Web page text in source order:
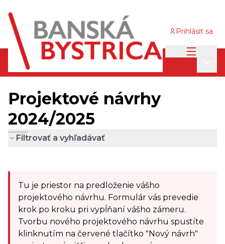
Prihlásiť sa
Participatívny rozpočet 2024/2025 /
Projektové návrhy 2024/2025
Projektové návrhy
2024/2025
Filtrovať a vyhľadávať
−
Tu je priestor na predloženie vášho
projektového návrhu. Formulár vás prevedie
krok po kroku pri vypĺňaní vášho zámeru.
Tvorbu nového projektového návrhu spustíte
klinknutím na červené tlačítko "Nový návrh"